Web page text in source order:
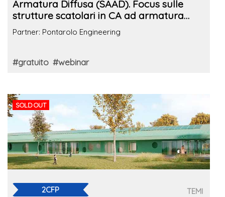
Armatura Diffusa (SAAD). Focus sulle
strutture scatolari in CA ad armatura
diffusa tra prestazioni energetiche e
flessibilità architettonica
Partner: Pontarolo Engineering
#gratuito #webinar
SOLD OUT
2CFP TEMI